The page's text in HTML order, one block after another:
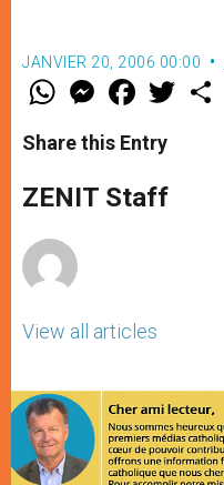
JANVIER 20, 2006 00:00
W
t
s
p
p
M
e
s
e
g
e
F
a
e
b
o
k
w
Share this Entry
ZENIT Staff
View all articles